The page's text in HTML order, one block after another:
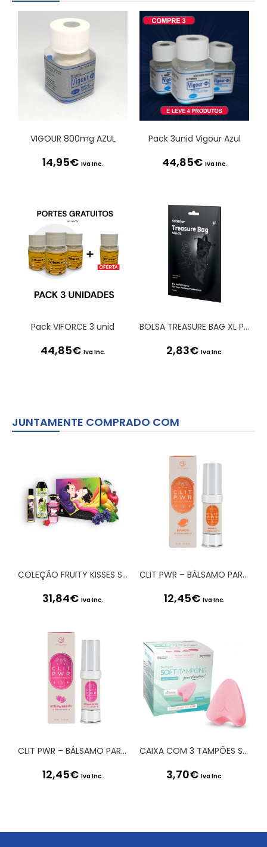
VIGOUR 800mg AZUL
14,95€ Iva Inc.
Pack 3unid Vigour Azul
44,85€ Iva Inc.
Pack VIFORCE 3 unid
44,85€ Iva Inc.
BOLSA TREASURE BAG XL PRETA SATISFYER
2,83€ Iva Inc.
JUNTAMENTE COMPRADO COM
COLEÇÃO FRUITY KISSES SHUNGA
31,84€ Iva Inc.
CLIT PWR – BÁLSAMO PARA CLÍTORIS MANGA 15ML SECRET PLAY
12,45€ Iva Inc.
CLIT PWR – BÁLSAMO PARA CLÍTORIS DE MORANGO 15ML SECRET PLAY
12,45€ Iva Inc.
CAIXA COM 3 TAMPÕES SOFT-TAMPONS NORMAL
3,70€ Iva Inc.